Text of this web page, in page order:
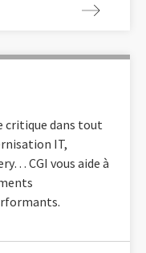
critique dans tout
IT,
CGI vous aide à